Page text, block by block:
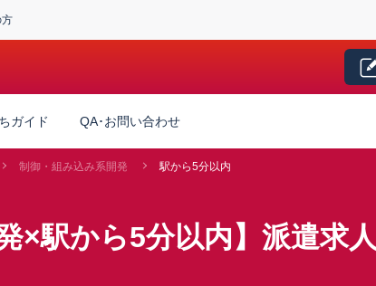
ガイド QA･お問い合わせ
制御・組み込み系開発 駅から5分以内
×駅から5分以内】派遣求人